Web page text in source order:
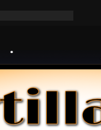
– Amy Heckerling